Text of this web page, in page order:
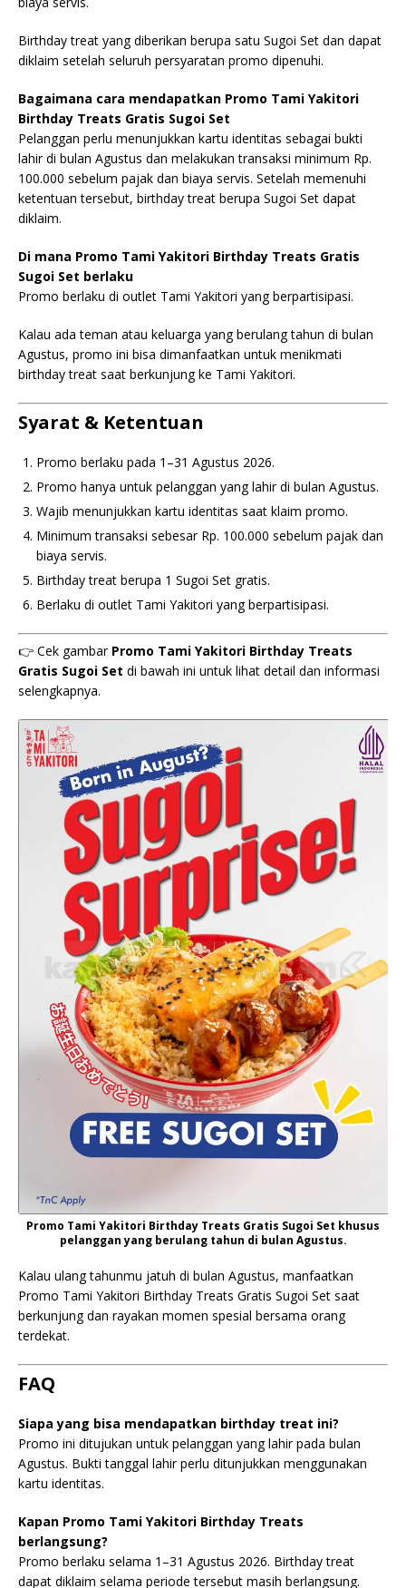
Birthday treat yang diberikan berupa satu Sugoi Set dan dapat
diklaim setelah seluruh persyaratan promo dipenuhi.
Bagaimana cara mendapatkan Promo Tami Yakitori
Birthday Treats Gratis Sugoi Set
Pelanggan perlu menunjukkan kartu identitas sebagai bukti
lahir di bulan Agustus dan melakukan transaksi minimum Rp.
100.000 sebelum pajak dan biaya servis. Setelah memenuhi
ketentuan tersebut, birthday treat berupa Sugoi Set dapat
diklaim.
Di mana Promo Tami Yakitori Birthday Treats Gratis
Sugoi Set berlaku
Promo berlaku di outlet Tami Yakitori yang berpartisipasi.
Kalau ada teman atau keluarga yang berulang tahun di bulan
Agustus, promo ini bisa dimanfaatkan untuk menikmati
birthday treat saat berkunjung ke Tami Yakitori.
Syarat & Ketentuan
Promo berlaku pada 1–31 Agustus 2026.
Promo hanya untuk pelanggan yang lahir di bulan Agustus.
Wajib menunjukkan kartu identitas saat klaim promo.
Minimum transaksi sebesar Rp. 100.000 sebelum pajak dan
biaya servis.
Birthday treat berupa 1 Sugoi Set gratis.
Berlaku di outlet Tami Yakitori yang berpartisipasi.
👉 Cek gambar Promo Tami Yakitori Birthday Treats
Gratis Sugoi Set di bawah ini untuk lihat detail dan informasi
selengkapnya.
Promo Tami Yakitori Birthday Treats Gratis Sugoi Set khusus
pelanggan yang berulang tahun di bulan Agustus.
Kalau ulang tahunmu jatuh di bulan Agustus, manfaatkan
Promo Tami Yakitori Birthday Treats Gratis Sugoi Set saat
berkunjung dan rayakan momen spesial bersama orang
terdekat.
FAQ
Siapa yang bisa mendapatkan birthday treat ini?
Promo ini ditujukan untuk pelanggan yang lahir pada bulan
Agustus. Bukti tanggal lahir perlu ditunjukkan menggunakan
kartu identitas.
Kapan Promo Tami Yakitori Birthday Treats
berlangsung?
Promo berlaku selama 1–31 Agustus 2026. Birthday treat
dapat diklaim selama periode tersebut masih berlangsung.